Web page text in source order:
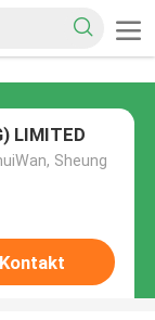
LIMITED
Sheung
Kontakt